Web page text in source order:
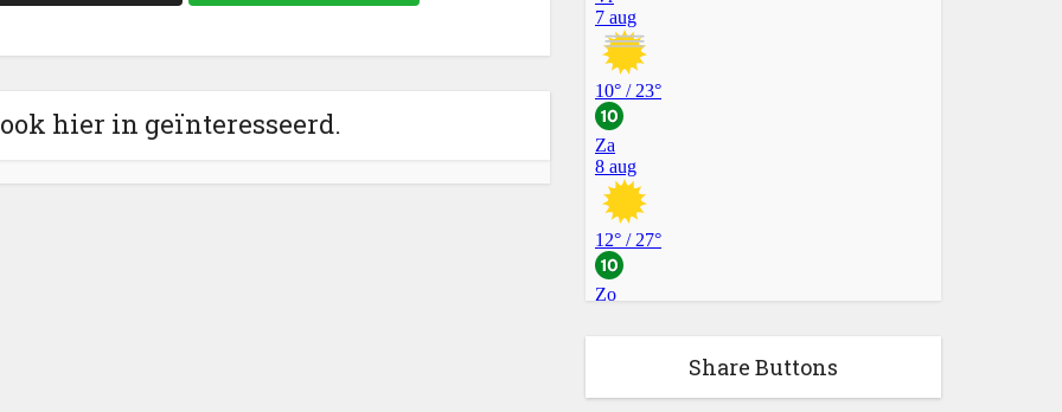
hier in geïnteresseerd.
Share Buttons